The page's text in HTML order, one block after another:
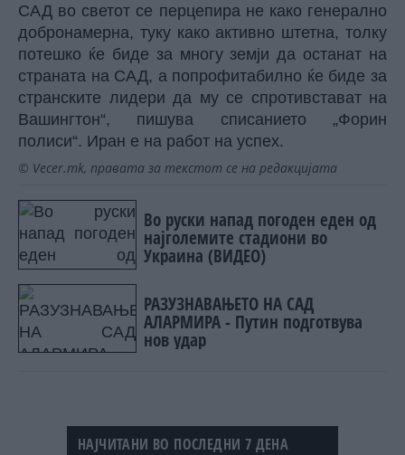
САД во светот се перцепира не како генерално
добронамерна, туку како активно штетна, толку
потешко ќе биде за многу земји да останат на
страната на САД, а попрофитабилно ќе биде за
странските лидери да му се спротивстават на
Вашингтон“, пишува списанието „Форин
полиси“. Иран е на работ на успех.
© Vecer.mk, правата за текстот се на редакцијата
Во руски напад погоден еден од
најголемите стадиони во
Украина (ВИДЕО)
РАЗУЗНАВАЊЕТО НА САД
АЛАРМИРА - Путин подготвува
нов удар
НАЈЧИТАНИ ВО ПОСЛЕДНИ 7 ДЕНА